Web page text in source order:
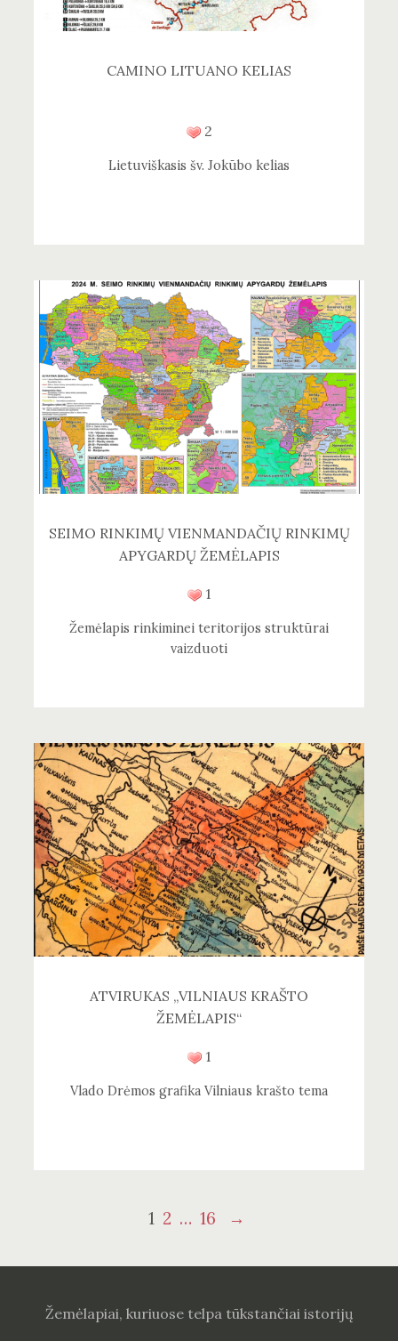
CAMINO LITUANO KELIAS
2
Lietuviškasis šv. Jokūbo kelias
SEIMO RINKIMŲ VIENMANDAČIŲ RINKIMŲ
APYGARDŲ ŽEMĖLAPIS
1
Žemėlapis rinkiminei teritorijos struktūrai
vaizduoti
ATVIRUKAS „VILNIAUS KRAŠTO
ŽEMĖLAPIS“
1
Vlado Drėmos grafika Vilniaus krašto tema
įrašų
Puslapis
1 Puslapis
2 … Puslapis
16 →
Žemėlapiai, kuriuose telpa tūkstančiai istorijų